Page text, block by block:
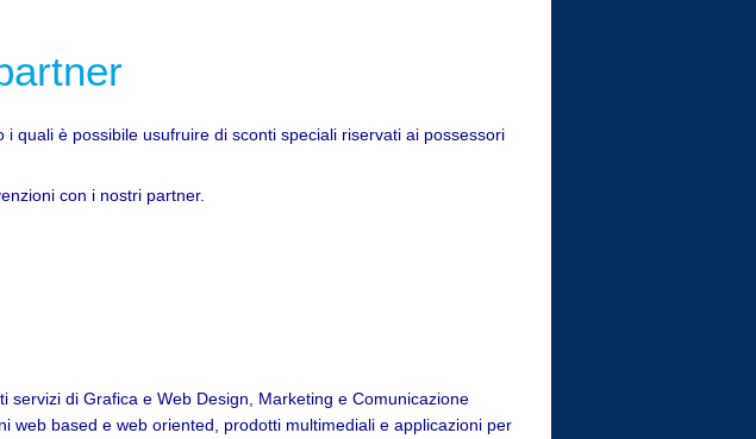
quali è possibile usufruire di sconti speciali riservati ai possessori
con i nostri partner.
di Grafica e Web Design, Marketing e Comunicazione
web based e web oriented, prodotti multimediali e applicazioni per